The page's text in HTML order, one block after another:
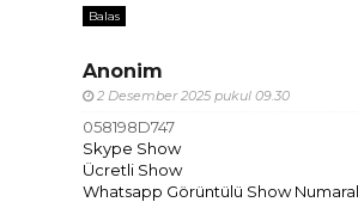
Balas
Anonim
2 Desember 2025 pukul 09.30
058198D747
Skype Show
Ücretli Show
Whatsapp Görüntülü Show